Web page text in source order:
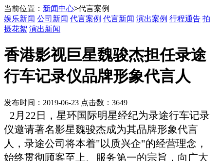
当前位置： 新闻中心>代言案例
娱乐新闻 公司新闻 代言案例 代言新闻 演出案例 行程通告 拍
摄花絮 演出新闻
香港影视巨星魏骏杰担任录途
行车记录仪品牌形象代言人
发布时间：2019-06-23 点击数：3649
2月22日，星环国际明星经纪为录途行车记录
仪邀请著名影星魏骏杰成为其品牌形象代言
人，录途公司将本着"以质兴企"的经营理念，
始终贯彻顾客至上、服务第一的宗旨，向广大